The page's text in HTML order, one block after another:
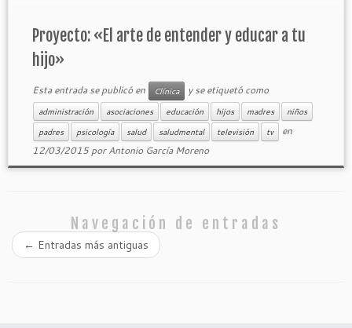
Proyecto: «El arte de entender y educar a tu
hijo»
Esta entrada se publicó en Clínica y se etiquetó como
administración asociaciones educación hijos madres
niños
padres
psicología salud saludmental televisión tv
en
12/03/2015 porAntonio García Moreno
Navegación de entradas
← Entradas más antiguas